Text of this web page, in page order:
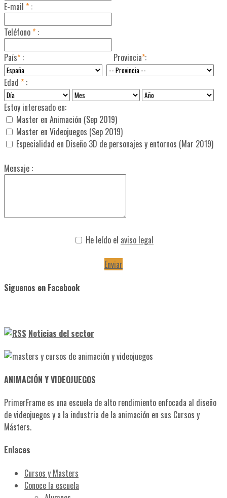
E-mail * :
Teléfono* :
País* : Provincia*:
Edad * :
Estoy interesado en:
Master en Animación (Sep 2019)
Master en Videojuegos (Sep 2019)
Especialidad en Diseño 3D de personajes y entornos (Mar 2019)
Mensaje :
He leído el aviso legal
Enviar
Siguenos en Facebook
Noticias del sector
ANIMACIÓN Y VIDEOJUEGOS
PrimerFrame es una escuela de alto rendimiento enfocada al diseño
de videojuegos y a la industria de la animación en sus Cursos y
Másters.
Enlaces
Cursos y Masters
Conoce la escuela